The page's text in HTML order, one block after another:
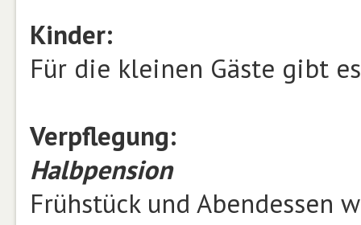
Kinder:
Für die kleinen Gäste gibt
Verpflegung:
Halbpension
Frühstück und